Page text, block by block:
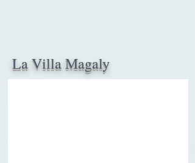
La Villa Magaly